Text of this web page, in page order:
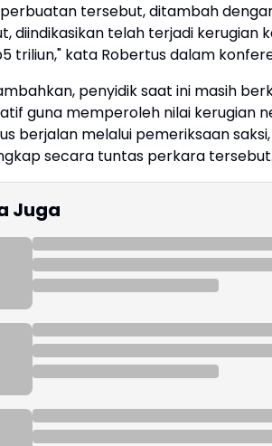
tersebut, ditambah
diindikasikan telah terjadi kerugian
triliun," kata Robertus dalam
penyidik saat ini masih
guna memperoleh nilai kerugian
berjalan melalui pemeriksaan
secara tuntas perkara tersebut.
Juga